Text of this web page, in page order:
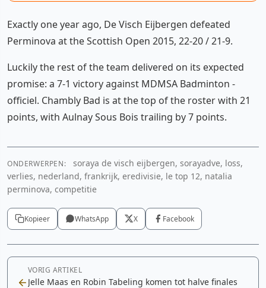
Exactly one year ago, De Visch Eijbergen defeated
Perminova at the Scottish Open 2015, 22-20 / 21-9.
Luckily the rest of the team delivered on its expected
promise: a 7-1 victory against MDMSA Badminton -
officiel. Chambly Bad is at the top of the roster with 21
points, with Aulnay Sous Bois trailing by 7 points.
ONDERWERPEN:
soraya de visch eijbergen, sorayadve, loss,
verlies, nederland, frankrijk, eredivisie, le top 12, natalia
perminova, competitie
Kopieer WhatsApp X Facebook
VORIG ARTIKEL
Jelle Maas en Robin Tabeling komen tot halve finales